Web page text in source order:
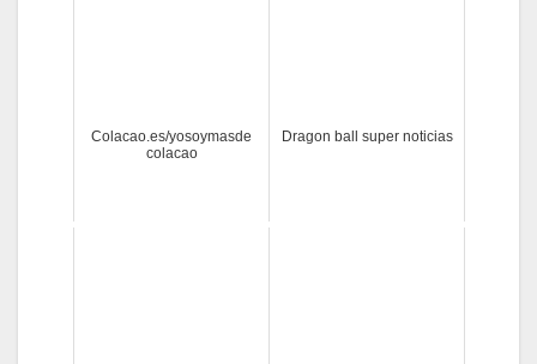
Colacao.es/yosoymasde
colacao
Dragon ball super noticias